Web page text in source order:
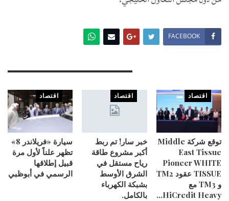
FACEBOOK
اقتصاد
توقع شركة Middle
East Tissue
Pioneer WHITE
TISSUE عقود TM2
و TM3 مع
HiCredit Heavy…
اقتصاد
خبر سار! تم ربط
أكبر مشروع طاقة
رياح مستقل في
الشرق الأوسط
بشبكة الكهرباء
بالكامل.
اقتصاد
سيارة «فريلاندر 8»
تظهر علناً لأول مرة
قبيل إطلاقها
الرسمي في أبوظبي